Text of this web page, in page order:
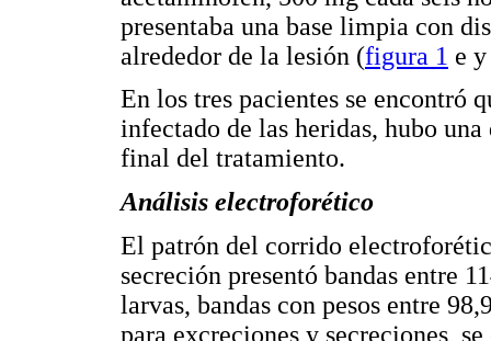
presentaba una base limpia con
alrededor de la lesión (figura 1 e
En los tres pacientes se encontró
infectado de las heridas, hubo
final del tratamiento.
Análisis electroforético
El patrón del corrido
secreción presentó bandas entre
larvas, bandas con pesos entre
para excreciones y secreciones,